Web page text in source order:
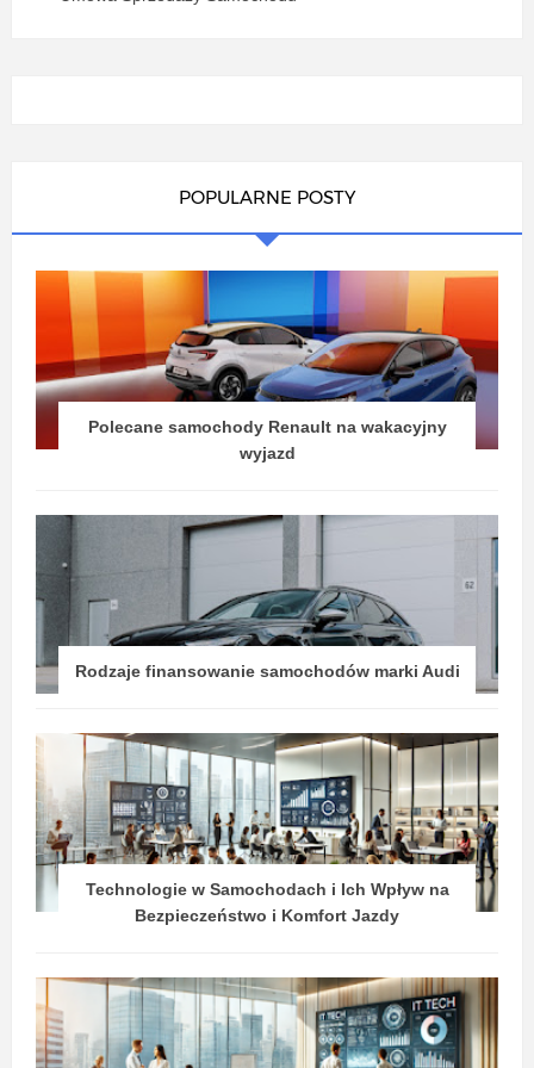
POPULARNE POSTY
Polecane samochody Renault na wakacyjny
wyjazd
Rodzaje finansowanie samochodów marki Audi
Technologie w Samochodach i Ich Wpływ na
Bezpieczeństwo i Komfort Jazdy